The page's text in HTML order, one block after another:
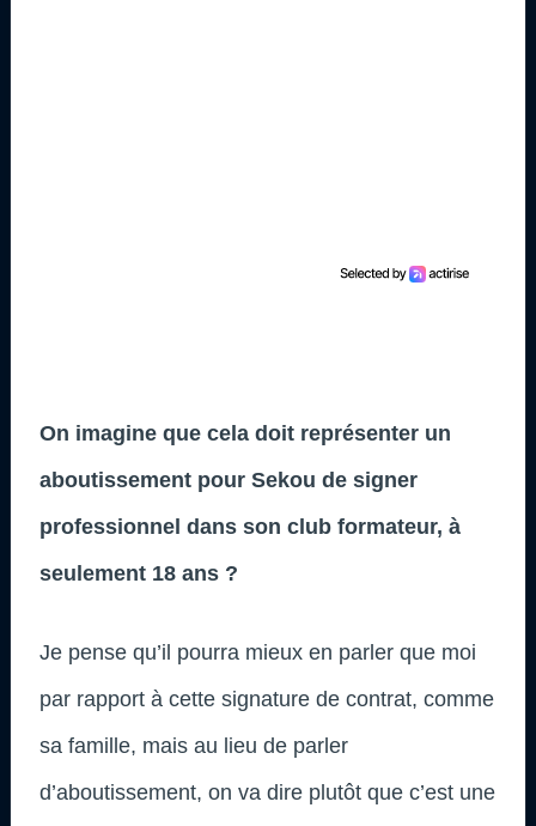
On imagine que cela doit représenter un
aboutissement pour Sekou de signer
professionnel dans son club formateur, à
seulement 18 ans ?
Je pense qu’il pourra mieux en parler que moi
par rapport à cette signature de contrat, comme
sa famille, mais au lieu de parler
d’aboutissement, on va dire plutôt que c’est une